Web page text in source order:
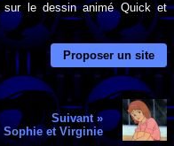
le dessin animé Quick et
Proposer un site
Suivant »
Sophie et Virginie